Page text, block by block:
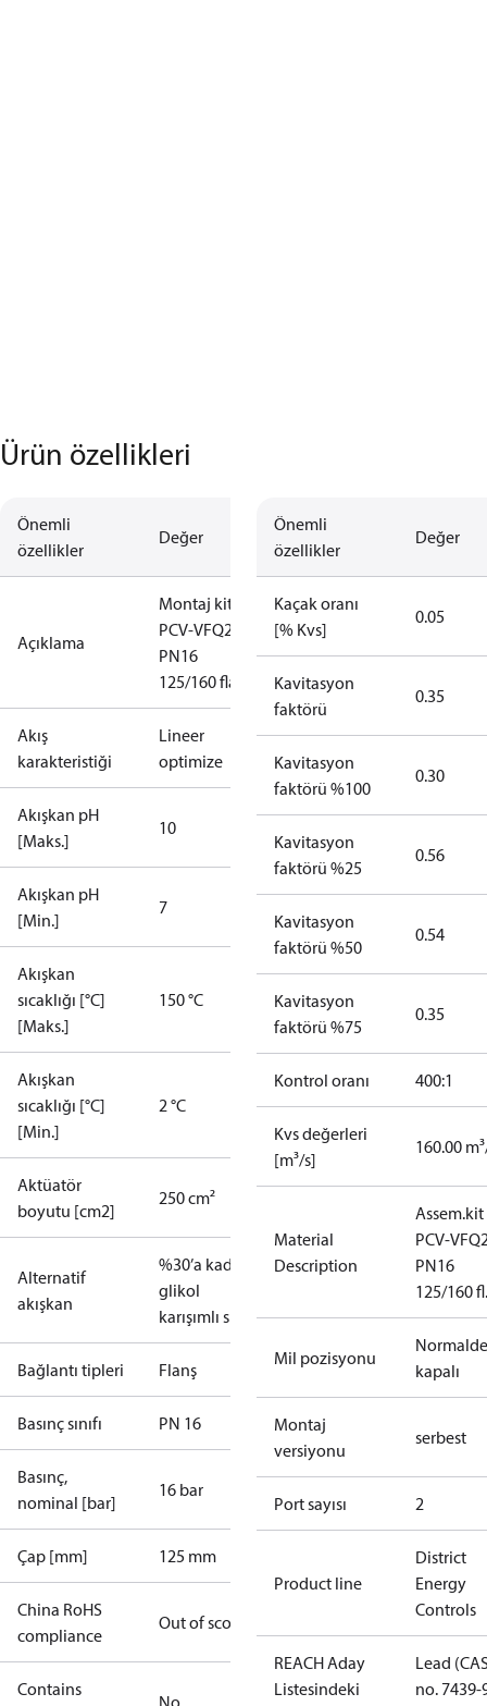
Ürün özellikleri
Önemli
özellikler
Değer
Açıklama
Montaj kiti
PCV-VFQ21
PN16
125/160 flanş
Akış
karakteristiği
Lineer
optimize
Akışkan pH
[Maks.]
10
Akışkan pH
[Min.]
7
Akışkan
sıcaklığı [°C]
[Maks.]
150 °C
Akışkan
sıcaklığı [°C]
[Min.]
2 °C
Aktüatör
boyutu [cm2]
250 cm²
Alternatif
akışkan
%30’a kadar
glikol
karışımlı su
Bağlantı tipleri Flanş
Basınç sınıfı PN 16
Basınç,
nominal [bar]
16 bar
Çap [mm] 125 mm
China RoHS
compliance
Out of scope
Contains
No
Önemli
özellikler
Değer
Kaçak oranı
[% Kvs]
0.05
Kavitasyon
faktörü
0.35
Kavitasyon
faktörü %100
0.30
Kavitasyon
faktörü %25
0.56
Kavitasyon
faktörü %50
0.54
Kavitasyon
faktörü %75
0.35
Kontrol oranı 400:1
Kvs değerleri
[m³/s]
160.00
Material
Description
Assem.kit
PCV-
PN16
125/160 fl.
Mil pozisyonu
Normalde
kapalı
Montaj
versiyonu
serbest
Port sayısı 2
Product line
District
Energy
Controls
REACH Aday
Listesindeki
Lead
no. 7439-